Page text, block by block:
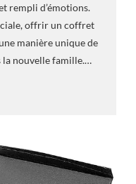
rempli d’émotions.
offrir un coffret
manière unique de
nouvelle famille.…